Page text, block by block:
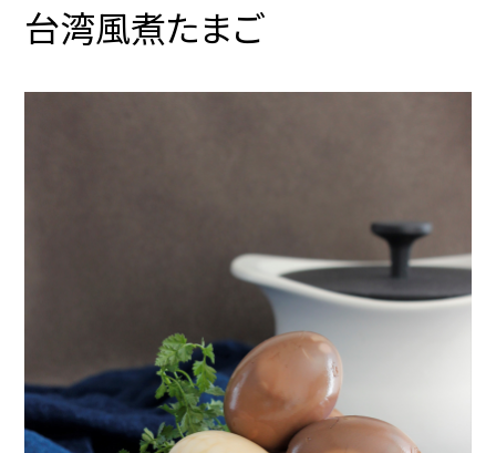
台湾風煮たまご